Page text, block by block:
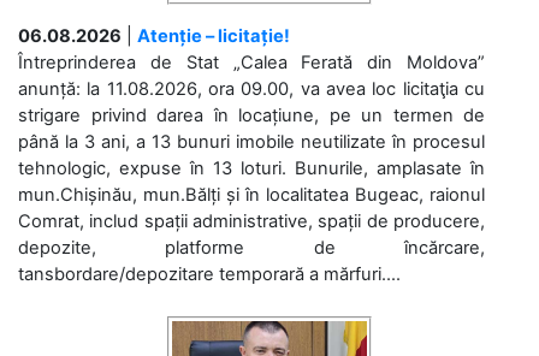
06.08.2026
Atenție – licitație!
Întreprinderea de Stat „Calea Ferată din Moldova”
anunță: la 11.08.2026, ora 09.00, va avea loc licitaţia cu
strigare privind darea în locațiune, pe un termen de
până la 3 ani, a 13 bunuri imobile neutilizate în procesul
tehnologic, expuse în 13 loturi. Bunurile, amplasate în
mun.Chișinău, mun.Bălți și în localitatea Bugeac, raionul
Comrat, includ spații administrative, spații de producere,
depozite, platforme de încărcare,
tansbordare/depozitare temporară a mărfuri....